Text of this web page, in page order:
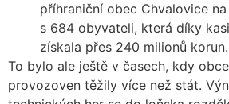
příhraniční obec Chvalovice
s 684 obyvateli, která díky
získala přes 240 milionů korun.
To bylo ale ještě v časech, kdy
provozoven těžily více než stát.